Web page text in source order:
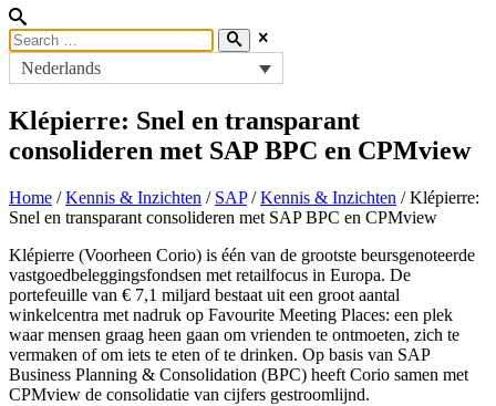
Nederlands
Klépierre: Snel en transparant
consolideren met SAP BPC en CPMview
Home /Kennis & Inzichten / SAP/Kennis & Inzichten /Klépierre:
Snel en transparant consolideren met SAP BPC en CPMview
Klépierre (Voorheen Corio) is één van de grootste beursgenoteerde
vastgoedbeleggingsfondsen met retailfocus in Europa. De
portefeuille van € 7,1 miljard bestaat uit een groot aantal
winkelcentra met nadruk op Favourite Meeting Places: een plek
waar mensen graag heen gaan om vrienden te ontmoeten, zich te
vermaken of om iets te eten of te drinken. Op basis van SAP
Business Planning & Consolidation (BPC) heeft Corio samen met
CPMview de consolidatie van cijfers gestroomlijnd.